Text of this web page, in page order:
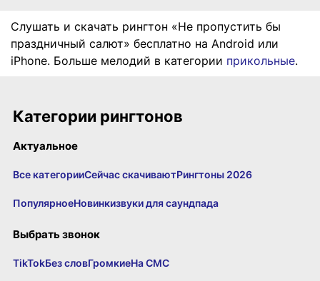
Слушать и скачать рингтон «Не пропустить бы
праздничный салют» бесплатно на Android или
iPhone. Больше мелодий в категории прикольные.
Категории рингтонов
Актуальное
Все категорииСейчас скачиваютРингтоны 2026
ПопулярноеНовинкизвуки для саундпада
Выбрать звонок
TikTokБез словГромкиеНа СМС